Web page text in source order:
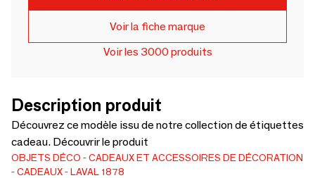
Voir la fiche marque
Voir les 3000 produits
Description produit
Découvrez ce modèle issu de notre collection de étiquettes
cadeau. Découvrir le produit
OBJETS DÉCO
CADEAUX ET ACCESSOIRES DE DÉCORATION
CADEAUX
LAVAL 1878